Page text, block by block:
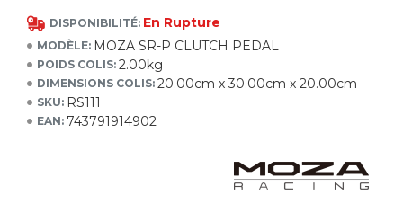
DISPONIBILITÉ: En Rupture
MODÈLE: MOZA SR-P CLUTCH PEDAL
POIDS COLIS: 2.00kg
DIMENSIONS COLIS: 20.00cm x 30.00cm x 20.00cm
SKU: RS111
EAN: 743791914902